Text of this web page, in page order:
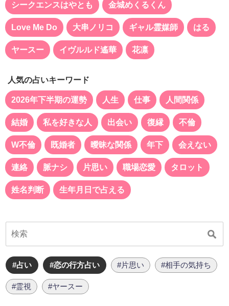
シークエンスはやとも 金城めくるくん
Love Me Do 大串ノリコ ギャル霊媒師 はる
ヤースー イヴルルド遙華 花凛
人気の占いキーワード
2026年下半期の運勢 人生 仕事 人間関係
結婚 私を好きな人 出会い 復縁 不倫
W不倫 既婚者 曖昧な関係 年下 会えない
連絡 脈ナシ 片思い 職場恋愛 タロット
姓名判断 生年月日で占える
#占い #恋の行方占い #片思い #相手の気持ち
#霊視 #ヤースー